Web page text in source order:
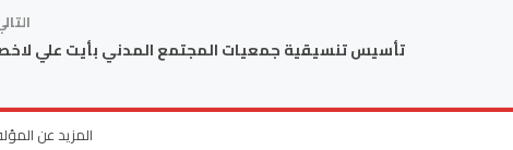
تأسيس تنسيقية جمعيات المجتمع المدني بأيت علي
المزيد عن